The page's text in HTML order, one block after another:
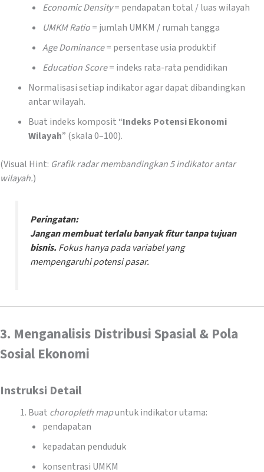
Economic Density= pendapatan total / luas wilayah
UMKM Ratio= jumlah UMKM / rumah tangga
Age Dominance= persentase usia produktif
Education Score= indeks rata-rata pendidikan
Normalisasi setiap indikator agar dapat dibandingkan
antar wilayah.
Buat indeks komposit “Indeks Potensi Ekonomi
Wilayah” (skala 0–100).
(Visual Hint: Grafik radar membandingkan 5 indikator antar
wilayah.)
Peringatan:
Jangan membuat terlalu banyak fitur tanpa tujuan
bisnis.Fokus hanya pada variabel yang
mempengaruhi potensi pasar.
3. Menganalisis Distribusi Spasial & Pola
Sosial Ekonomi
Instruksi Detail
Buat choropleth mapuntuk indikator utama:
pendapatan
kepadatan penduduk
konsentrasi UMKM